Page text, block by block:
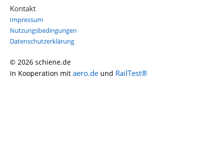
Kontakt
Impressum
Nutzungsbedingungen
Datenschutzerklärung
© 2026 schiene.de
In Kooperation mit aero.de und RailTest®